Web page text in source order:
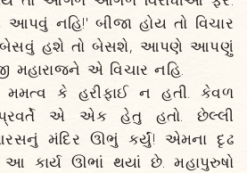
નહિ!' બીજા હોય તો વિચાર
બેસવું હશે તો બેસશે, આપણે આપણું
મહારાજને એ વિચાર નહિ.
કે હરીફાઈ ન હતી. કેવળ
પ્રવર્તે એ એક હેતુ હતો. છેલ્લી
મંદિર ઊભું કર્યું! એમના દૃઢ
આ કાર્ય ઊભાં થયાં છે. મહાપુરુષો